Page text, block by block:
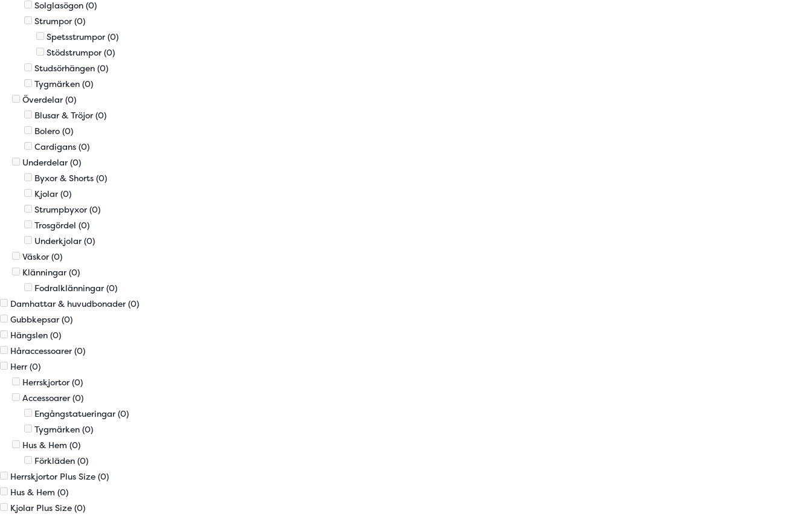
Solglasögon (0)
Strumpor (0)
Spetsstrumpor (0)
Stödstrumpor (0)
Studsörhängen (0)
Tygmärken (0)
Överdelar (0)
Blusar & Tröjor (0)
Bolero (0)
Cardigans (0)
Underdelar (0)
Byxor & Shorts (0)
Kjolar (0)
Strumpbyxor (0)
Trosgördel (0)
Underkjolar (0)
Väskor (0)
Klänningar (0)
Fodralklänningar (0)
Damhattar & huvudbonader (0)
Gubbkepsar (0)
Hängslen (0)
Håraccessoarer (0)
Herr (0)
Herrskjortor (0)
Accessoarer (0)
Engångstatueringar (0)
Tygmärken (0)
Hus & Hem (0)
Förkläden (0)
Herrskjortor Plus Size (0)
Hus & Hem (0)
Kjolar Plus Size (0)